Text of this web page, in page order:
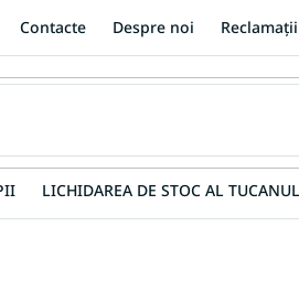
Contacte Despre noi
LICHIDAREA DE STOC AL